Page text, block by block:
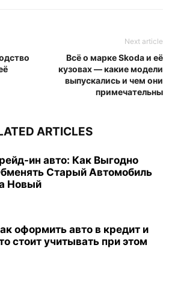
Next article
Всё о марке Skoda и её
кузовах — какие модели
выпускались и чем они
примечательны
ARTICLES
ин авто: Как Выгодно
Старый Автомобиль
Новый
оформить авто в кредит и
стоит учитывать при этом